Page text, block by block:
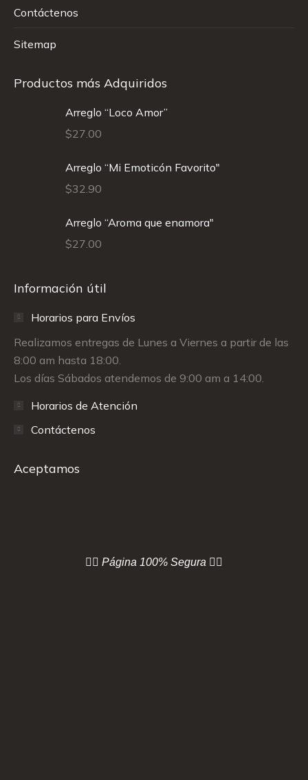
Contáctenos
Sitemap
Productos más Adquiridos
Arreglo “Loco Amor”
$27.00
Arreglo “Mi Emoticón Favorito"
$32.90
Arreglo “Aroma que enamora"
$27.00
Información útil
Horarios para Envíos
Realizamos entregas de Lunes a Viernes a partir de las
8:00 am hasta 18:00.
Los días Sábados atendemos de 9:00 am a 14:00.
Horarios de Atención
Contáctenos
Aceptamos
👇🏻 Página 100% Segura 👇🏻